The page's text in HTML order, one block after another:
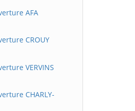
AFA
CROUY
VERVINS
CHARLY-